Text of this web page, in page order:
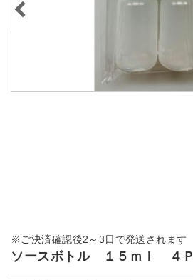
※ご決済確認後2～3日で発送されます
ソースボトル １５ｍｌ ４Ｐ